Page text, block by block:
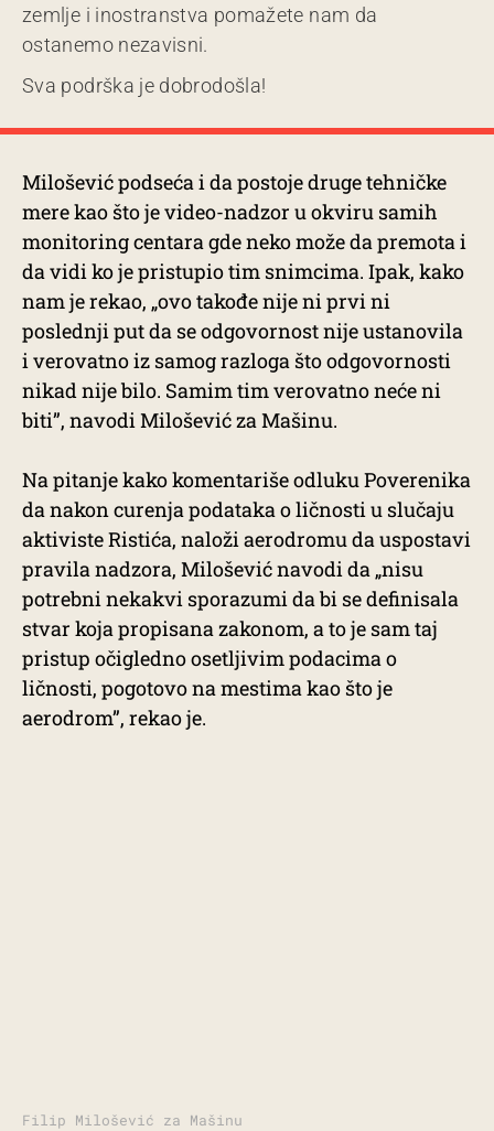
zemlje i inostranstva pomažete nam da
ostanemo nezavisni.
Sva podrška je dobrodošla!
Milošević podseća i da postoje druge tehničke
mere kao što je video-nadzor u okviru samih
monitoring centara gde neko može da premota i
da vidi ko je pristupio tim snimcima. Ipak, kako
nam je rekao, „ovo takođe nije ni prvi ni
poslednji put da se odgovornost nije ustanovila
i verovatno iz samog razloga što odgovornosti
nikad nije bilo. Samim tim verovatno neće ni
biti”, navodi Milošević za Mašinu.
Na pitanje kako komentariše odluku Poverenika
da nakon curenja podataka o ličnosti u slučaju
aktiviste Ristića, naloži aerodromu da uspostavi
pravila nadzora, Milošević navodi da „nisu
potrebni nekakvi sporazumi da bi se definisala
stvar koja propisana zakonom, a to je sam taj
pristup očigledno osetljivim podacima o
ličnosti, pogotovo na mestima kao što je
aerodrom”, rekao je.
Filip Milošević za Mašinu